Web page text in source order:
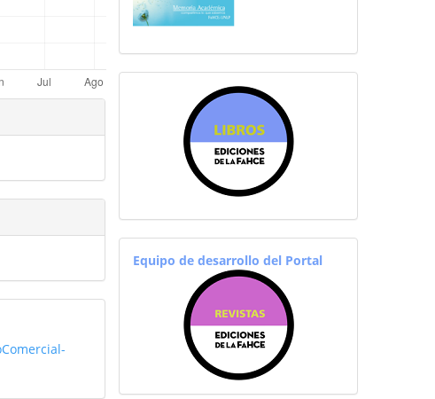
EquipoRevistas
Equipo de desarrollo del Portal